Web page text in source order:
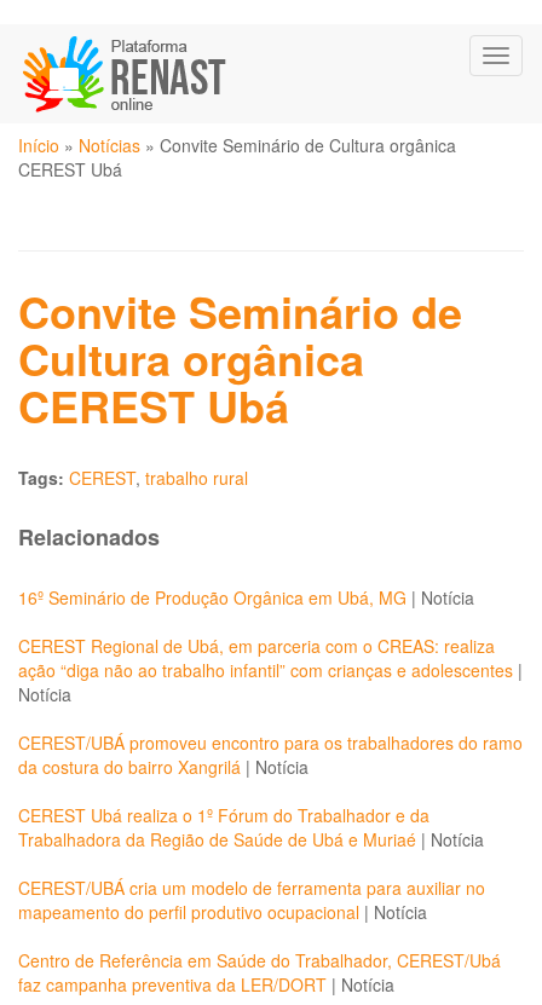
para
conteúdo
principal
Você
está
Início » Notícias » Convite Seminário de Cultura orgânica
CEREST Ubá
Convite Seminário de
Cultura orgânica
CEREST Ubá
Tags: CEREST, trabalho rural
Relacionados
16º Seminário de Produção Orgânica em Ubá, MG | Notícia
CEREST Regional de Ubá, em parceria com o CREAS: realiza
ação “diga não ao trabalho infantil” com crianças e adolescentes |
Notícia
CEREST/UBÁ promoveu encontro para os trabalhadores do ramo
da costura do bairro Xangrilá | Notícia
CEREST Ubá realiza o 1º Fórum do Trabalhador e da
Trabalhadora da Região de Saúde de Ubá e Muriaé | Notícia
CEREST/UBÁ cria um modelo de ferramenta para auxiliar no
mapeamento do perfil produtivo ocupacional | Notícia
Centro de Referência em Saúde do Trabalhador, CEREST/Ubá
faz campanha preventiva da LER/DORT | Notícia